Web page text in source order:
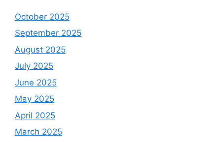
October 2025
September 2025
August 2025
July 2025
June 2025
May 2025
April 2025
March 2025